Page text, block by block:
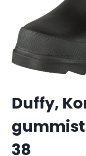
Duffy,
38